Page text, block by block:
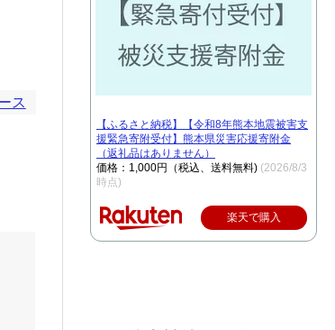
ス
【ふるさと納税】【令和8年熊本地震被害支
援緊急寄附受付】熊本県災害応援寄附金
（返礼品はありません）
価格：1,000円（税込、送料無料) (2026/8/3
時点)
楽天で購入